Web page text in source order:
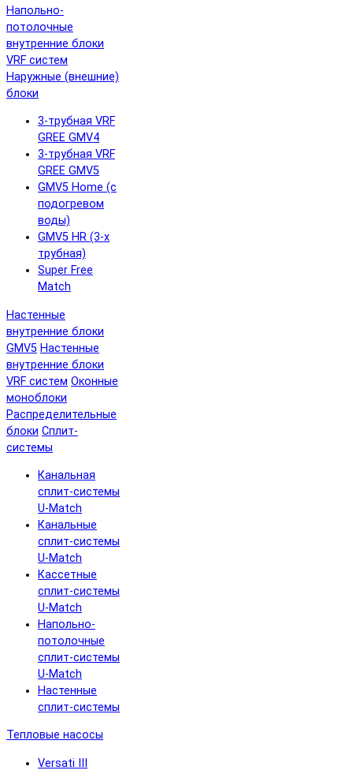
Напольно-
потолочные
внутренние блоки
VRF систем
Наружные (внешние)
блоки
3-трубная VRF
GREE GMV4
3-трубная VRF
GREE GMV5
GMV5 Home (с
подогревом
воды)
GMV5 HR (3-х
трубная)
Super Free
Match
Настенные
внутренние блоки
GMV5 Настенные
внутренние блоки
VRF систем Оконные
моноблоки
Распределительные
блоки Сплит-
системы
Канальная
сплит-системы
U-Match
Канальные
сплит-системы
U-Match
Кассетные
сплит-системы
U-Match
Напольно-
потолочные
сплит-системы
U-Match
Настенные
сплит-системы
Тепловые насосы
Versati III